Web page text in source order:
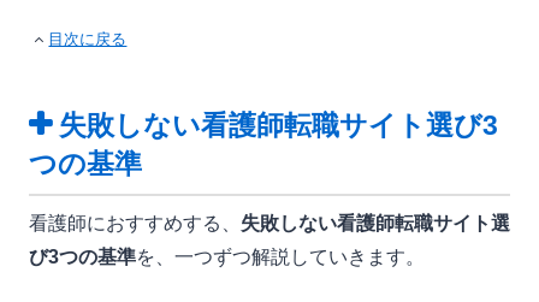
目次に戻る
失敗しない看護師転職サイト選び3
つの基準
看護師におすすめする、 失敗しない看護師転職サイト選
び3つの基準を、一つずつ解説していきます。